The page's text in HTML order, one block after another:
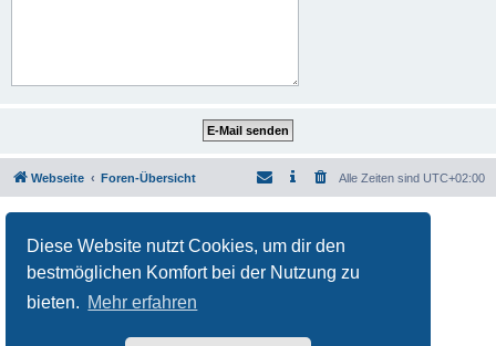
Diese Website nutzt Cookies, um dir den
bestmöglichen Komfort bei der Nutzung zu
bieten. Mehr erfahren
Webseite Foren-Übersicht Alle Zeiten sind UTC+02:00
Deutsche Übersetzung durchphpBB.de
Nutzungsbedingungen